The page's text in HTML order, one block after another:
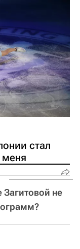
стал
Загитовой не